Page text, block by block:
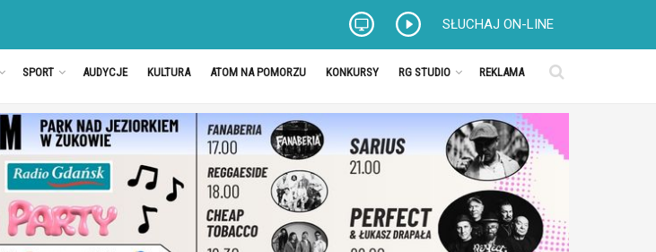
SŁUCHAJ ON-LINE
SPORT AUDYCJE KULTURA ATOM NA POMORZU KONKURSY RG STUDIO REKLAMA